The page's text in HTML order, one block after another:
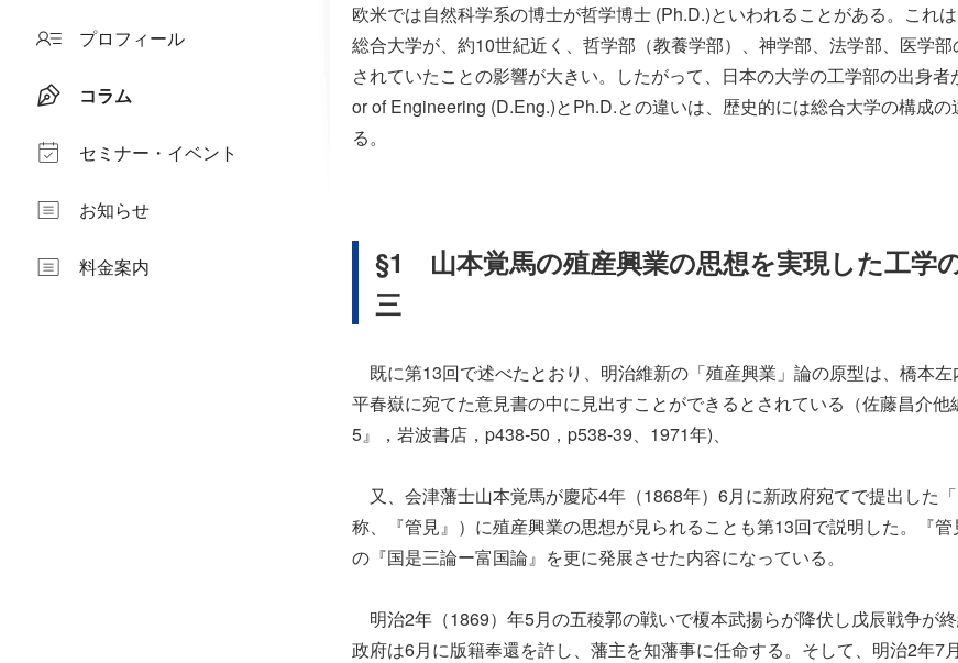
プロフィール
コラム
セミナー・イベント
お知らせ
料金案内
欧米では自然科学系の博士が哲学博士 (Ph.D.)といわれることがある。これ
総合大学が、約10世紀近く、哲学部（教養学部）、神学部、法学部、医学
されていたことの影響が大きい。したがって、日本の大学の工学部の出身
or of Engineering (D.Eng.)とPh.D.との違いは、歴史的には総合大学の構成
る。
§1 山本覚馬の殖産興業の思想を実現した工学
三
既に第13回で述べたとおり、明治維新の「殖産興業」論の原型は、橋本
平春嶽に宛てた意見書の中に見出すことができるとされている（佐藤昌介
5』，岩波書店，p438-50，p538-39、1971年)、
又、会津藩士山本覚馬が慶応4年（1868年）6月に新政府宛てで提出した
称、『管見』）に殖産興業の思想が見られることも第13回で説明した。『
の『国是三論ー富国論』を更に発展させた内容になっている。
明治2年（1869）年5月の五稜郭の戦いで榎本武揚らが降伏し戊辰戦争が
政府は6月に版籍奉還を許し、藩主を知藩事に任命する。そして、明治2年7